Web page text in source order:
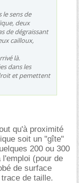
sens de
deux
de dégraissant
cailloux,
là.
dans les
et pemettent
qu'à proximité
soit un "gîte"
200 ou 300
(pour de
de surface
de taille.